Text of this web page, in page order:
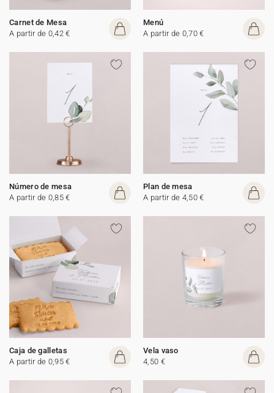
Carnet de Mesa
A partir de 0,42 €
Menú
A partir de 0,70 €
Número de mesa
A partir de 0,85 €
Plan de mesa
A partir de 4,50 €
Caja de galletas
A partir de 0,95 €
Vela vaso
4,50 €